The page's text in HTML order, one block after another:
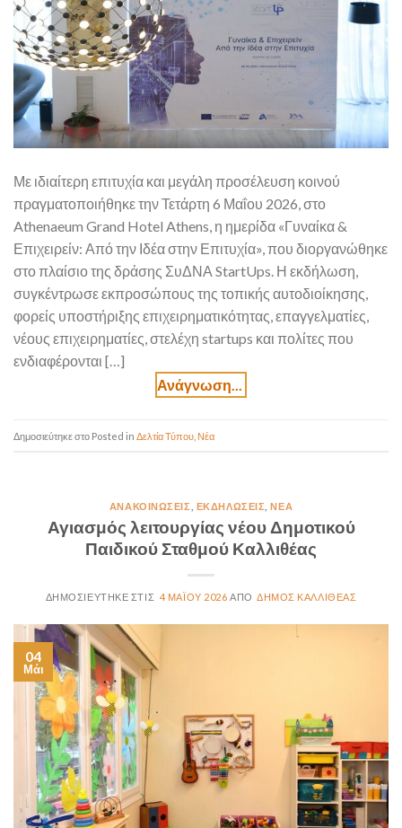
Με ιδιαίτερη επιτυχία και μεγάλη προσέλευση κοινού
πραγματοποιήθηκε την Τετάρτη 6 Μαΐου 2026, στο
Athenaeum Grand Hotel Athens, η ημερίδα «Γυναίκα &
Επιχειρείν: Από την Ιδέα στην Επιτυχία», που διοργανώθηκε
στο πλαίσιο της δράσης ΣυΔΝΑ StartUps. Η εκδήλωση,
συγκέντρωσε εκπροσώπους της τοπικής αυτοδιοίκησης,
φορείς υποστήριξης επιχειρηματικότητας, επαγγελματίες,
νέους επιχειρηματίες, στελέχη startups και πολίτες που
ενδιαφέρονται […]
Posted in Δελτία Τύπου Νέα
ΑΝΑΚΟΙΝΏΣΕΙΣ ΕΚΔΗΛΏΣΕΙΣ ,ΝΈΑ
Αγιασμός λειτουργίας νέου Δημοτικού
Παιδικού Σταθμού Καλλιθέας
4 ΜΑΪ́ΟΥ 2026 ΔΗΜΟΣ ΚΑΛΛΙΘΕΑΣ
04
Μάι